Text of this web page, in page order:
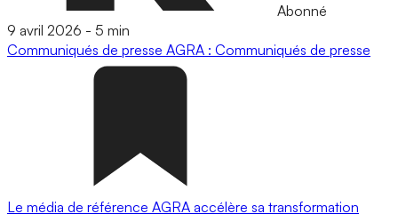
Abonné
9 avril 2026 - 5 min
Communiqués de presse AGRA : Communiqués de presse
Le média de référence AGRA accélère sa transformation